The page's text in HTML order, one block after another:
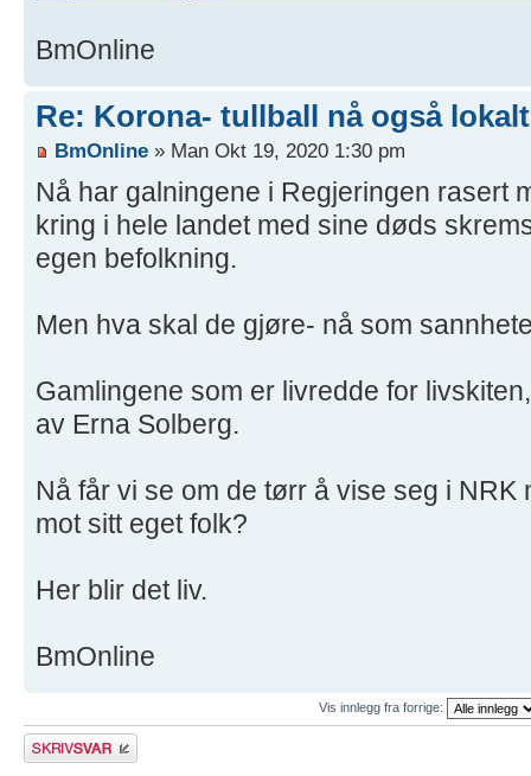
BmOnline
Re: Korona- tullball nå også
BmOnline » Man Okt 19, 2020 1:30 pm
Nå har galningene i Regjeringen rasert
kring i hele landet med sine døds
egen befolkning.
Men hva skal de gjøre- nå som
Gamlingene som er livredde for
av Erna Solberg.
Nå får vi se om de tørr å vise seg i NRK
mot sitt eget folk?
Her blir det liv.
BmOnline
Vis innlegg fra forrige:
Skriv et svar